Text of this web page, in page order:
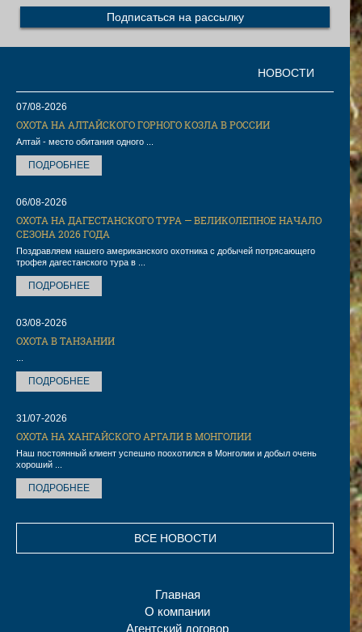
07/08-2026
ОХОТА НА АЛТАЙСКОГО ГОРНОГО КОЗЛА В РОССИИ
Алтай - место обитания одного ...
ПОДРОБНЕЕ
06/08-2026
ОХОТА НА ДАГЕСТАНСКОГО ТУРА — ВЕЛИКОЛЕПНОЕ НАЧАЛО
СЕЗОНА 2026 ГОДА
Поздравляем нашего американского охотника с добычей потрясающего
трофея дагестанского тура в ...
ПОДРОБНЕЕ
03/08-2026
ОХОТА В ТАНЗАНИИ
ПОДРОБНЕЕ
31/07-2026
ОХОТА НА ХАНГАЙСКОГО АРГАЛИ В МОНГОЛИИ
Наш постоянный клиент успешно поохотился в Монголии и добыл очень
хороший ...
ПОДРОБНЕЕ
ВСЕ НОВОСТИ
Главная
О компании
Агентский договор